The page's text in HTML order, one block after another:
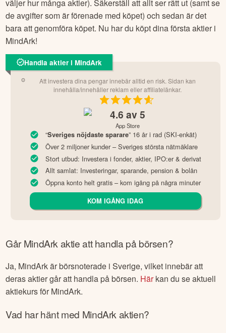
väljer hur många aktier). Säkerställ att allt ser rätt ut (samt se
de avgifter som är förenade med köpet) och sedan är det
bara att genomföra köpet. Nu har du köpt dina första aktier i
MindArk!
Handla aktier i MindArk
Att investera dina pengar innebär alltid en risk. Sidan kan
innehålla/innehåller reklam eller affiliatelänkar.
4.6 av 5
App Store
“Sveriges nöjdaste sparare” 16 år i rad (SKI-enkät)
Över 2 miljoner kunder – Sveriges största nätmäklare
Stort utbud: Investera i fonder, aktier, IPO:er & derivat
Allt samlat: Investeringar, sparande, pension & bolån
Öppna konto helt gratis – kom igång på några minuter
KOM IGÅNG IDAG
GårMindArk aktie att handla på börsen?
Ja, MindArkär börsnoterade i Sverige, vilket innebär att
deras aktier går att handla på börsen. Härkan du se aktuell
aktiekurs för MindArk.
Vad har hänt med MindArk aktien?